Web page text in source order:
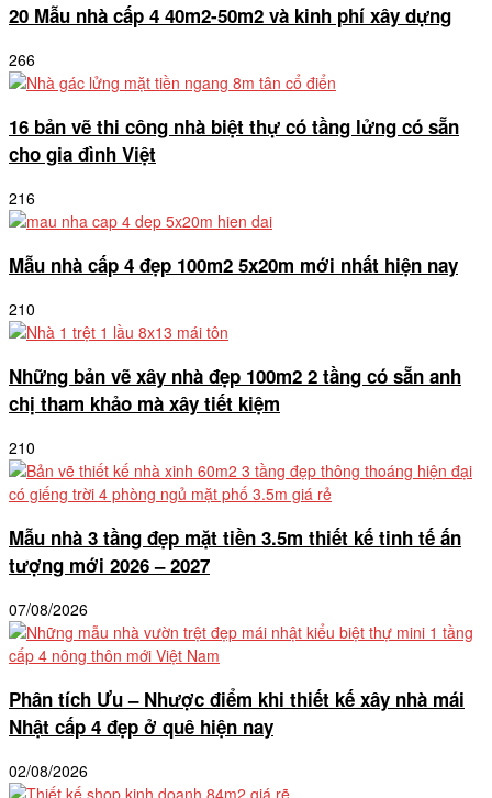
20 Mẫu nhà cấp 4 40m2-50m2 và kinh phí xây dựng
266
16 bản vẽ thi công nhà biệt thự có tầng lửng có sẵn
cho gia đình Việt
216
Mẫu nhà cấp 4 đẹp 100m2 5x20m mới nhất hiện nay
210
Những bản vẽ xây nhà đẹp 100m2 2 tầng có sẵn anh
chị tham khảo mà xây tiết kiệm
210
Mẫu nhà 3 tầng đẹp mặt tiền 3.5m thiết kế tinh tế ấn
tượng mới 2026 – 2027
07/08/2026
Phân tích Ưu – Nhược điểm khi thiết kế xây nhà mái
Nhật cấp 4 đẹp ở quê hiện nay
02/08/2026